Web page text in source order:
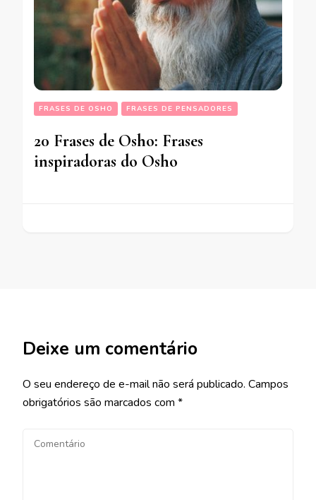
FRASES DE OSHO FRASES DE PENSADORES
20 Frases de Osho: Frases
inspiradoras do Osho
Deixe um comentário
O seu endereço de e-mail não será publicado. Campos
obrigatórios são marcados com *